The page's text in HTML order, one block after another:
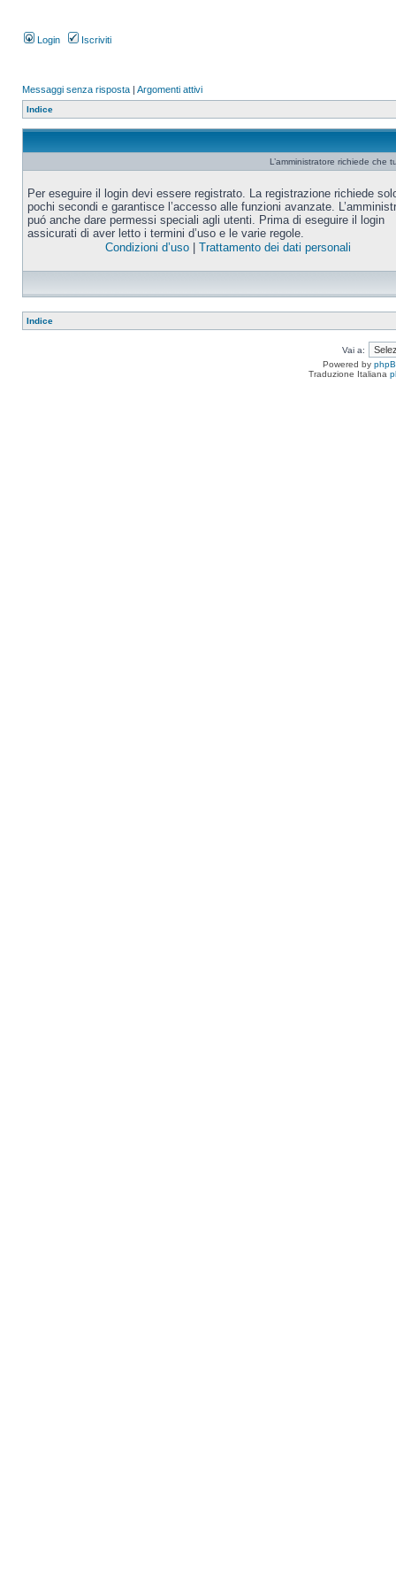
Login Iscriviti
Messaggi senza risposta | Argomenti attivi
Indice
L’amministratore richiede che
Per eseguire il login devi essere registrato. La registrazione richiede
pochi secondi e garantisce l’accesso alle funzioni avanzate.
puó anche dare permessi speciali agli utenti. Prima di eseguire il login
assicurati di aver letto i termini d’uso e le varie regole.
Condizioni d’uso| Trattamento dei dati personali
Indice
Vai a:
Powered by
Traduzione Italiana